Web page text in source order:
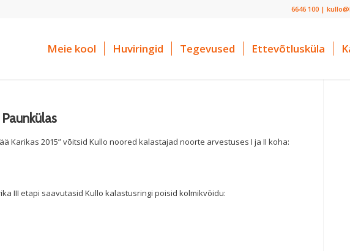
6646 100 |
Meie kool Huviringid Tegevused Ettevõtlusküla
Karikas 2015” võitsid Kullo noored kalastajad noorte arvestuses I ja II koha:
III etapi saavutasid Kullo kalastusringi poisid kolmikvõidu: